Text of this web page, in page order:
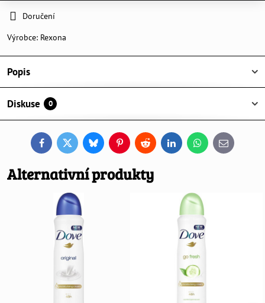
Doručení
Výrobce: Rexona
Popis
Diskuse 0
FacebookTwitterBlueskyPinterestReddit LinkedInWhatsApp
E-
mail
Alternativní produkty